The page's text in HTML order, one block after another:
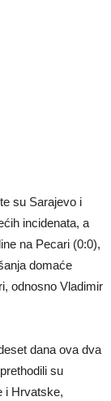
su Sarajevo i
incidenata, a
na Pecari (0:0),
domaće
odnosno Vladimir
dana ova dva
su
i Hrvatske,